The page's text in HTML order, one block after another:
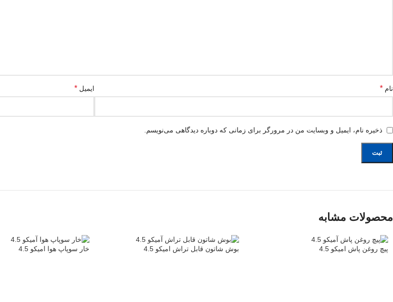
نام * ایمیل *
ذخیره نام، ایمیل و وبسایت من در مرورگر برای زمانی که دوباره دیدگاهی می‌نویسم.
محصولات مشابه
پیچ روغن پاش امیکو 4.5 بوش شاتون قابل تراش امیکو 4.5 خار سوپاپ هوا امیکو 4.5